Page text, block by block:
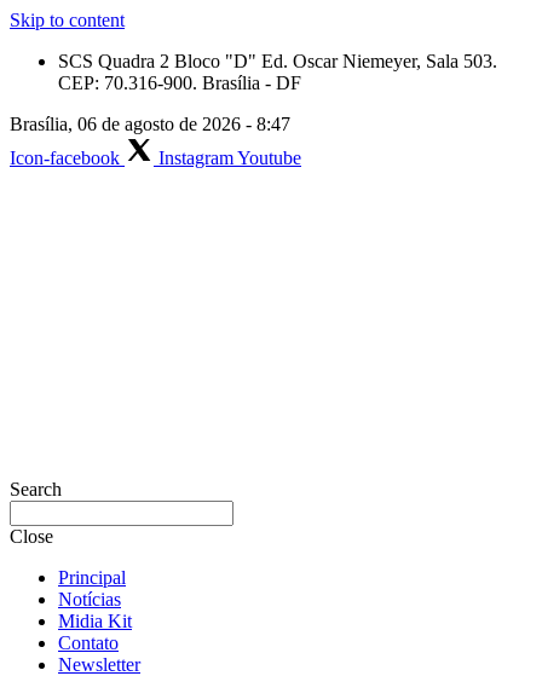
Skip to content
SCS Quadra 2 Bloco "D" Ed. Oscar Niemeyer, Sala 503.
CEP: 70.316-900. Brasília - DF
Brasília, 06 de agosto de 2026 - 8:47
Icon-facebook
InstagramYoutube
Search
Close
Principal
Notícias
Midia Kit
Contato
Newsletter